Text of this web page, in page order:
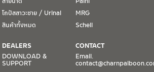
จะรับประกันฉพาะสินค้าที่อยู่ในสภาพการใช้งาน
ร้าว ตกพื้น หรือสภาพภายนอกอยู่ในสภาพที่ใช้
จะรับประกันเฉพาะชิ้นส่วนที่แจ้ง เช่น ก๊อกน้ำ จะ
ก๊อกน้ำไม่รั่วซึม ดังนั้นการรับประกันจะเป็นการ
โถปัสสาวะชาย / Urinal
สินค้าทั้งหมด
MRG
Schell
DEALERS
DOWNLOAD &
SUPPORT
CONTACT
Email.